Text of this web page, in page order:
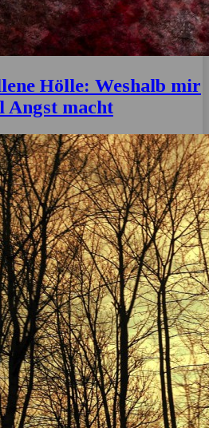
Hölle: Weshalb mir
Angst macht